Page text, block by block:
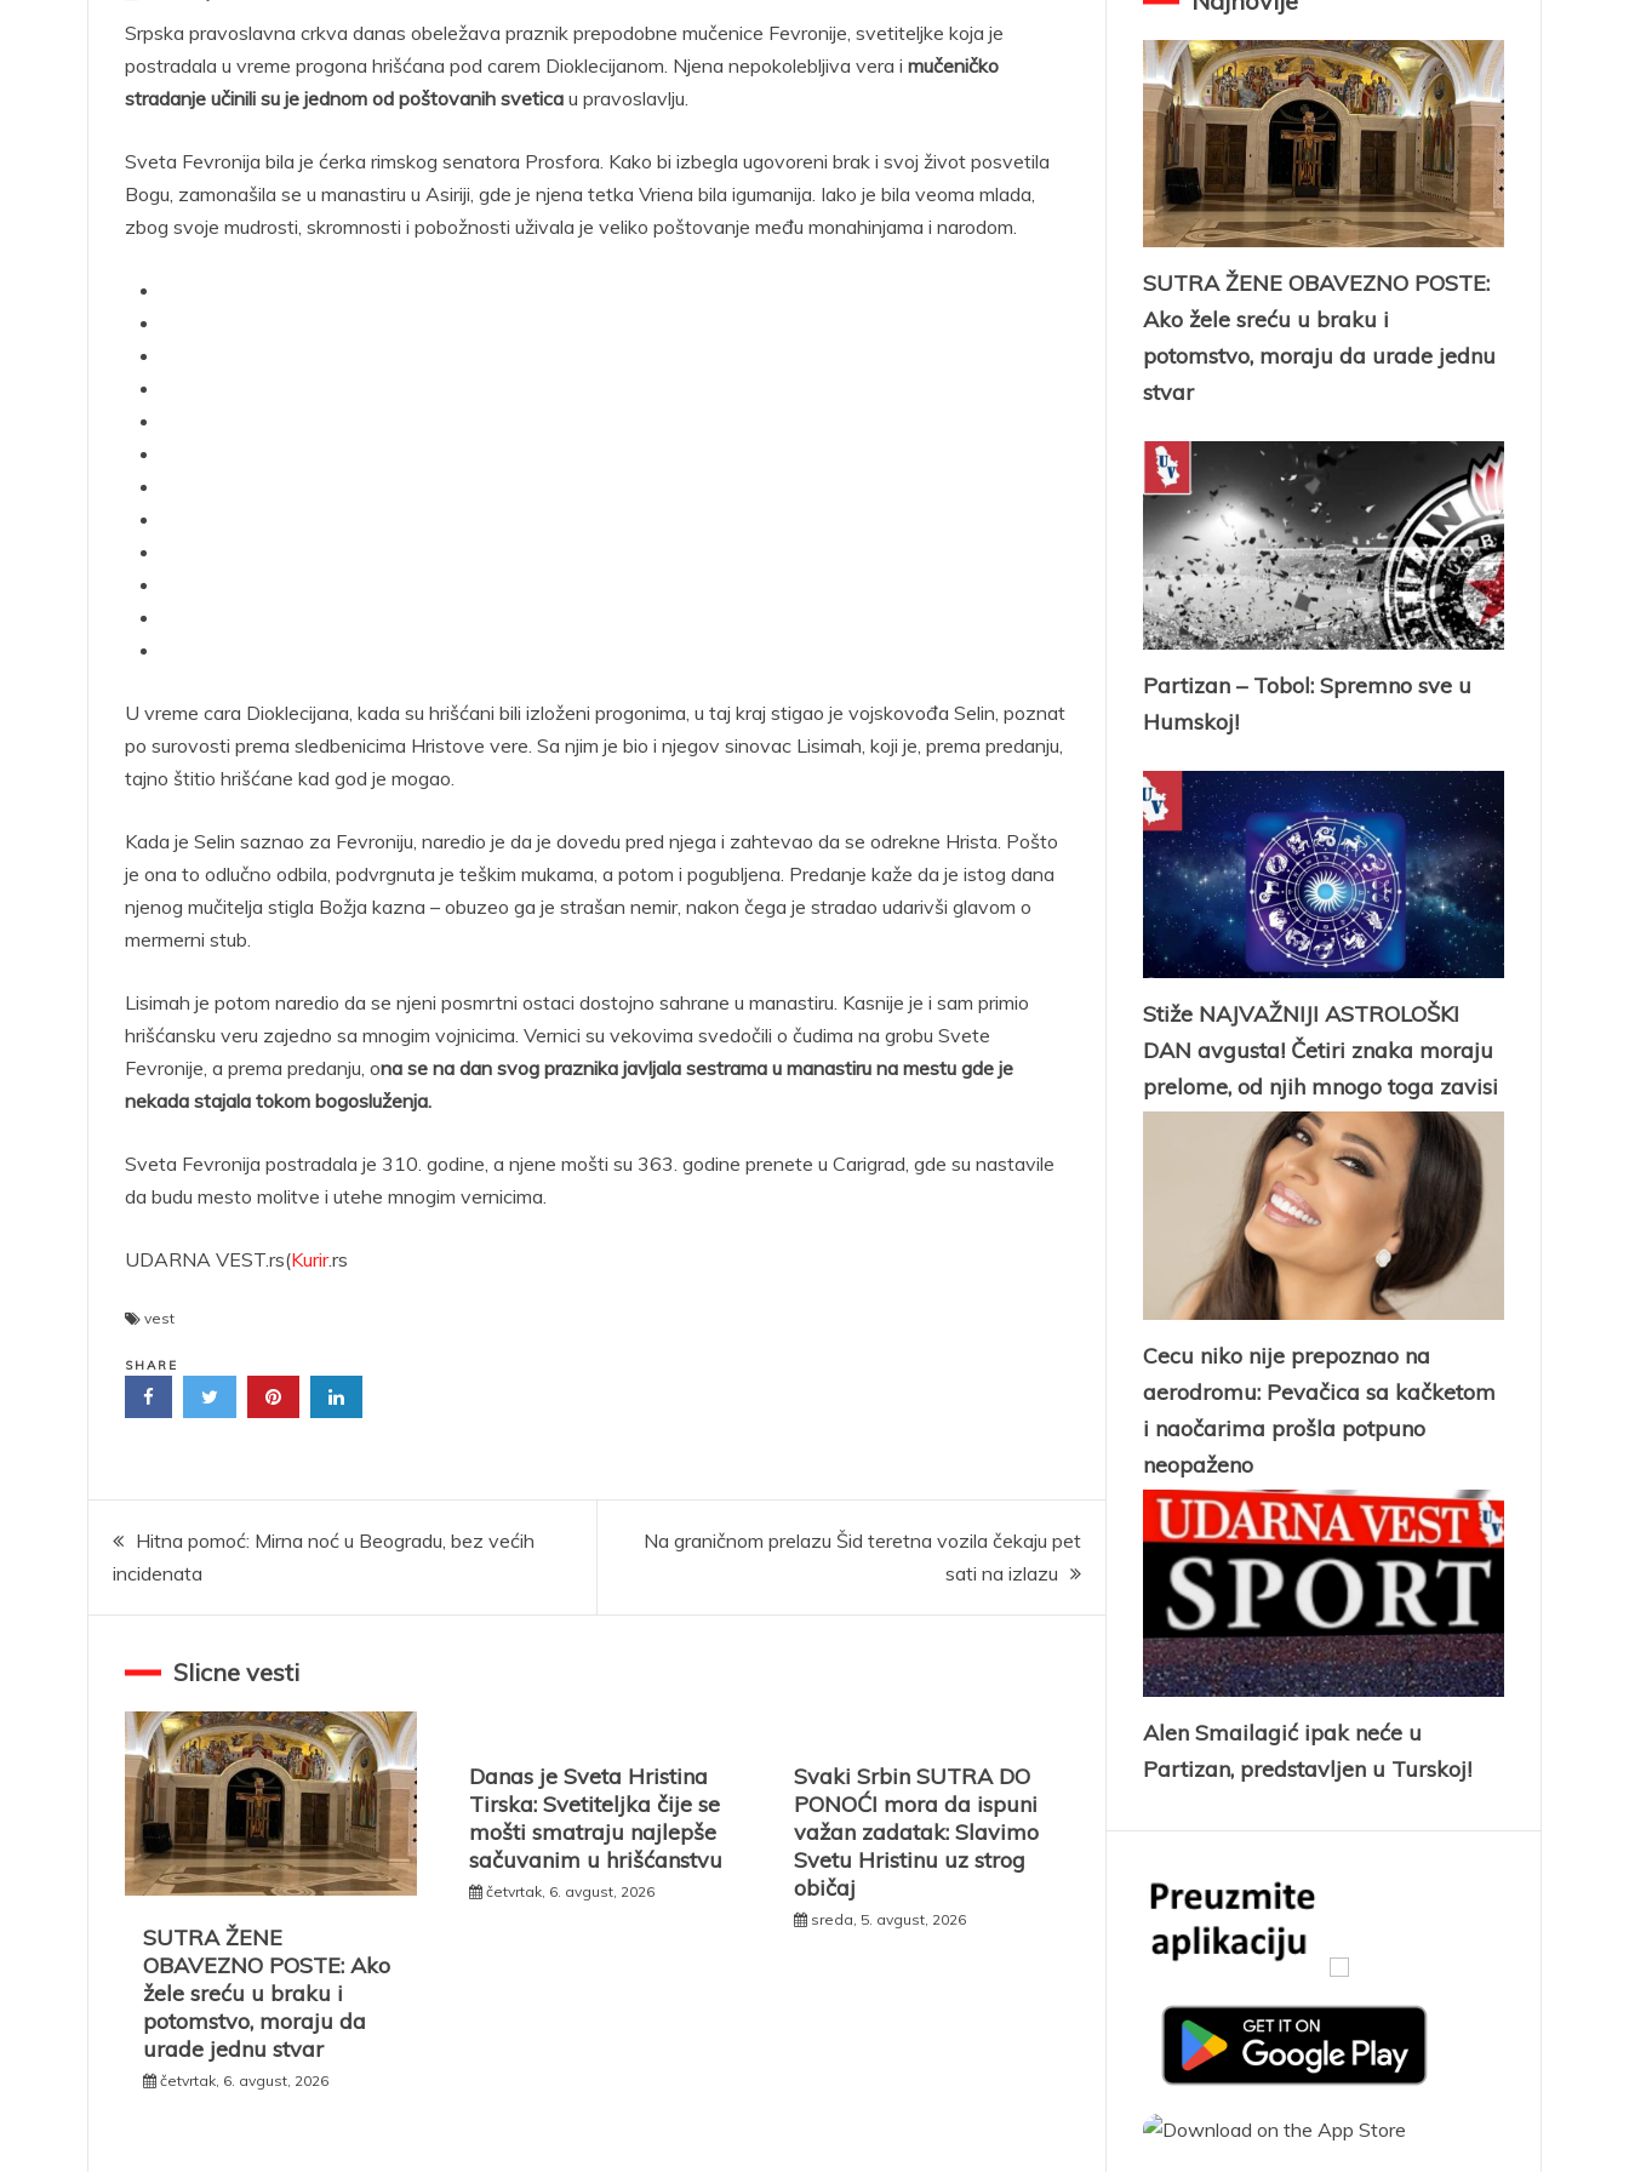
Srpska pravoslavna crkva danas obeležava praznik prepodobne mučenice Fevronije, svetiteljke koja je
postradala u vreme progona hrišćana pod carem Dioklecijanom. Njena nepokolebljiva vera i mučeničko
stradanje učinili su je jednom od poštovanih svetica u pravoslavlju.
Sveta Fevronija bila je ćerka rimskog senatora Prosfora. Kako bi izbegla ugovoreni brak i svoj život posvetila
Bogu, zamonašila se u manastiru u Asiriji, gde je njena tetka Vriena bila igumanija. Iako je bila veoma mlada,
zbog svoje mudrosti, skromnosti i pobožnosti uživala je veliko poštovanje među monahinjama i narodom.
U vreme cara Dioklecijana, kada su hrišćani bili izloženi progonima, u taj kraj stigao je vojskovođa Selin, poznat
po surovosti prema sledbenicima Hristove vere. Sa njim je bio i njegov sinovac Lisimah, koji je, prema predanju,
tajno štitio hrišćane kad god je mogao.
Kada je Selin saznao za Fevroniju, naredio je da je dovedu pred njega i zahtevao da se odrekne Hrista. Pošto
je ona to odlučno odbila, podvrgnuta je teškim mukama, a potom i pogubljena. Predanje kaže da je istog dana
njenog mučitelja stigla Božja kazna – obuzeo ga je strašan nemir, nakon čega je stradao udarivši glavom o
mermerni stub.
Lisimah je potom naredio da se njeni posmrtni ostaci dostojno sahrane u manastiru. Kasnije je i sam primio
hrišćansku veru zajedno sa mnogim vojnicima. Vernici su vekovima svedočili o čudima na grobu Svete
Fevronije, a prema predanju, ona se na dan svog praznika javljala sestrama u manastiru na mestu gde je
nekada stajala tokom bogosluženja.
Sveta Fevronija postradala je 310. godine, a njene mošti su 363. godine prenete u Carigrad, gde su nastavile
da budu mesto molitve i utehe mnogim vernicima.
UDARNA VEST.rs(Kurir.rs
vest
SHARE
Kretanje
Hitna pomoć: Mirna noć u Beogradu, bez većih
incidenata
Na graničnom prelazu Šid teretna vozila čekaju pet
sati na izlazu
Slicne vesti
SUTRA ŽENE
OBAVEZNO POSTE: Ako
žele sreću u braku i
potomstvo, moraju da
urade jednu stvar
četvrtak, 6. avgust, 2026
Danas je Sveta Hristina
Tirska: Svetiteljka čije se
mošti smatraju najlepše
sačuvanim u hrišćanstvu
četvrtak, 6. avgust, 2026
Svaki Srbin SUTRA DO
PONOĆI mora da ispuni
važan zadatak: Slavimo
Svetu Hristinu uz strog
običaj
sreda, 5. avgust, 2026
SUTRA ŽENE OBAVEZNO POSTE:
Ako žele sreću u braku i
potomstvo, moraju da urade jednu
stvar
Partizan – Tobol: Spremno sve u
Humskoj!
Stiže NAJVAŽNIJI ASTROLOŠKI
DAN avgusta! Četiri znaka moraju
prelome, od njih mnogo toga zavisi
Cecu niko nije prepoznao na
aerodromu: Pevačica sa kačketom
i naočarima prošla potpuno
neopaženo
Alen Smailagić ipak neće u
Partizan, predstavljen u Turskoj!